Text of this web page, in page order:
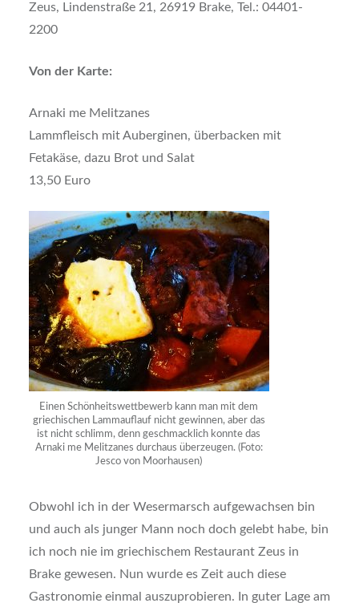
Zeus, Lindenstraße 21, 26919 Brake, Tel.: 04401-
2200
Von der Karte:
Arnaki me Melitzanes
Lammfleisch mit Auberginen, überbacken mit
Fetakäse, dazu Brot und Salat
13,50 Euro
Einen Schönheitswettbewerb kann man mit dem
griechischen Lammauflauf nicht gewinnen, aber das
ist nicht schlimm, denn geschmacklich konnte das
Arnaki me Melitzanes durchaus überzeugen. (Foto:
Jesco von Moorhausen)
Obwohl ich in der Wesermarsch aufgewachsen bin
und auch als junger Mann noch doch gelebt habe, bin
ich noch nie im griechischem Restaurant Zeus in
Brake gewesen. Nun wurde es Zeit auch diese
Gastronomie einmal auszuprobieren. In guter Lage am